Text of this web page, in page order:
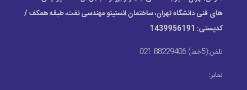
های فنی دانشگاه تهران، ساختمان انستیتو مهندسی نفت، طبقه همکف /
کدپستی: 1439956191
تلفن:(5خط) 88229406 021
نمابر:.